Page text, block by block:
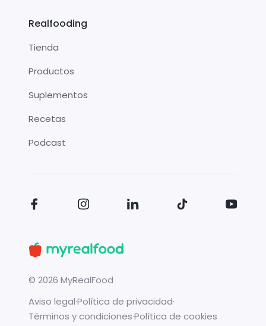
Realfooding
Tienda
Productos
Suplementos
Recetas
Podcast
© 2026 MyRealFood
Aviso legal·Política de privacidad·
Términos y condiciones·Política de cookies